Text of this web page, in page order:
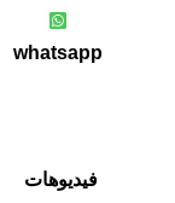
فيديوهات
whatsapp